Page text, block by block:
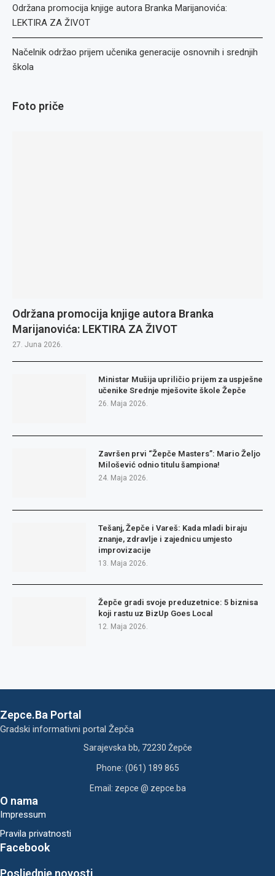
Održana promocija knjige autora Branka Marijanovića:
LEKTIRA ZA ŽIVOT
Načelnik održao prijem učenika generacije osnovnih i srednjih
škola
Foto priče
Održana promocija knjige autora Branka
Marijanovića: LEKTIRA ZA ŽIVOT
27. Juna 2026.
Ministar Mušija upriličio prijem za uspješne
učenike Srednje mješovite škole Žepče
26. Maja 2026.
Završen prvi “Žepče Masters”: Mario Željo
Milošević odnio titulu šampiona!
24. Maja 2026.
Tešanj, Žepče i Vareš: Kada mladi biraju
znanje, zdravlje i zajednicu umjesto
improvizacije
13. Maja 2026.
Žepče gradi svoje preduzetnice: 5 biznisa
koji rastu uz BizUp Goes Local
12. Maja 2026.
Zepce.Ba Portal
Gradski informativni portal Žepča
Sarajevska bb, 72230 Žepče
Phone: (061) 189 865
Email: zepce @ zepce.ba
O nama
Impressum
Pravila privatnosti
Facebook